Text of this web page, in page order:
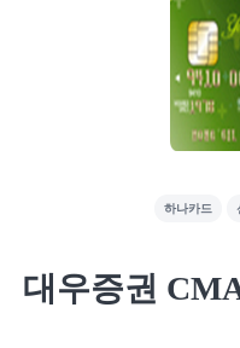
하나카드
대우증권